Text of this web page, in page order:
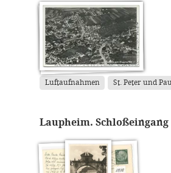
Luftaufnahmen St. Peter und
Laupheim. Schloßeingang